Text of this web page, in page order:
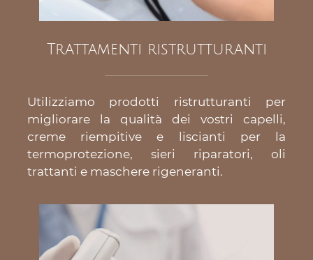
Trattamenti ristrutturanti
Utilizziamo prodotti ristrutturanti per
migliorare la qualità dei vostri capelli,
creme riempitive e liscianti per la
termoprotezione, sieri riparatori, oli
trattanti e maschere rigeneranti.